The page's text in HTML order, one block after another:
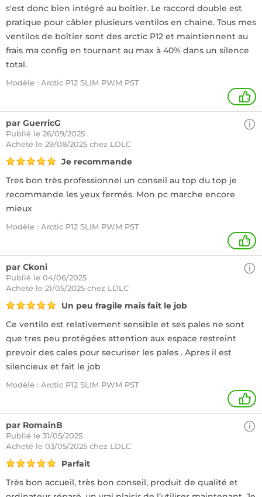
s'est donc bien intégré au boitier. Le raccord double est
pratique pour câbler plusieurs ventilos en chaine. Tous mes
ventilos de boîtier sont des arctic P12 et maintiennent au
frais ma config en tournant au max à 40% dans un silence
total.
Modèle : Arctic P12 SLIM PWM PST
2
par GuerricG
Publié le 26/09/2025
Acheté le 29/08/2025 chez LDLC
Je recommande
Tres bon très professionnel un conseil au top du top je
recommande les yeux fermés. Mon pc marche encore
mieux
Modèle : Arctic P12 SLIM PWM PST
4
par Ckoni
Publié le 04/06/2025
Acheté le 21/05/2025 chez LDLC
Un peu fragile mais fait le job
Ce ventilo est relativement sensible et ses pales ne sont
que tres peu protégées attention aux espace restreint
prevoir des cales pour securiser les pales . Apres il est
silencieux et fait le job
Modèle : Arctic P12 SLIM PWM PST
1
par RomainB
Publié le 31/05/2025
Acheté le 03/05/2025 chez LDLC
Parfait
Très bon accueil, très bon conseil, produit de qualité et